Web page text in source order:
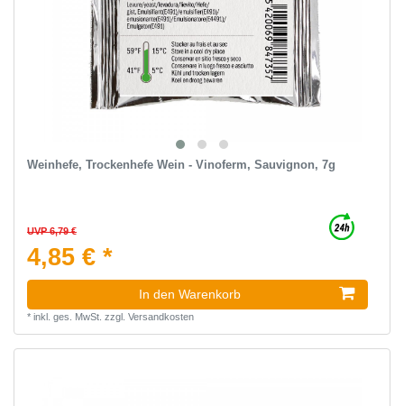
Weinhefe, Trockenhefe Wein - Vinoferm, Sauvignon, 7g
UVP 6,79 €
4,85 € *
In den Warenkorb
* inkl. ges. MwSt. zzgl. Versandkosten